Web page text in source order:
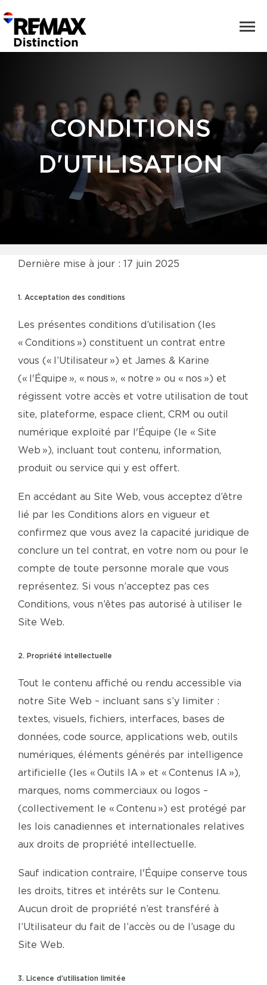
CONDITIONS
D'UTILISATION
Dernière mise à jour : 17 juin 2025
1. Acceptation des conditions
Les présentes conditions d’utilisation (les
« Conditions ») constituent un contrat entre
vous (« l’Utilisateur ») et James & Karine
(« l'Équipe », « nous », « notre » ou « nos ») et
régissent votre accès et votre utilisation de tout
site, plateforme, espace client, CRM ou outil
numérique exploité par l'Équipe (le « Site
Web »), incluant tout contenu, information,
produit ou service qui y est offert.
En accédant au Site Web, vous acceptez d’être
lié par les Conditions alors en vigueur et
confirmez que vous avez la capacité juridique de
conclure un tel contrat, en votre nom ou pour le
compte de toute personne morale que vous
représentez. Si vous n’acceptez pas ces
Conditions, vous n’êtes pas autorisé à utiliser le
Site Web.
2. Propriété intellectuelle
Tout le contenu affiché ou rendu accessible via
notre Site Web – incluant sans s’y limiter :
textes, visuels, fichiers, interfaces, bases de
données, code source, applications web, outils
numériques, éléments générés par intelligence
artificielle (les « Outils IA » et « Contenus IA »),
marques, noms commerciaux ou logos –
(collectivement le « Contenu ») est protégé par
les lois canadiennes et internationales relatives
aux droits de propriété intellectuelle.
Sauf indication contraire, l'Équipe conserve tous
les droits, titres et intérêts sur le Contenu.
Aucun droit de propriété n’est transféré à
l’Utilisateur du fait de l’accès ou de l’usage du
Site Web.
3. Licence d’utilisation limitée